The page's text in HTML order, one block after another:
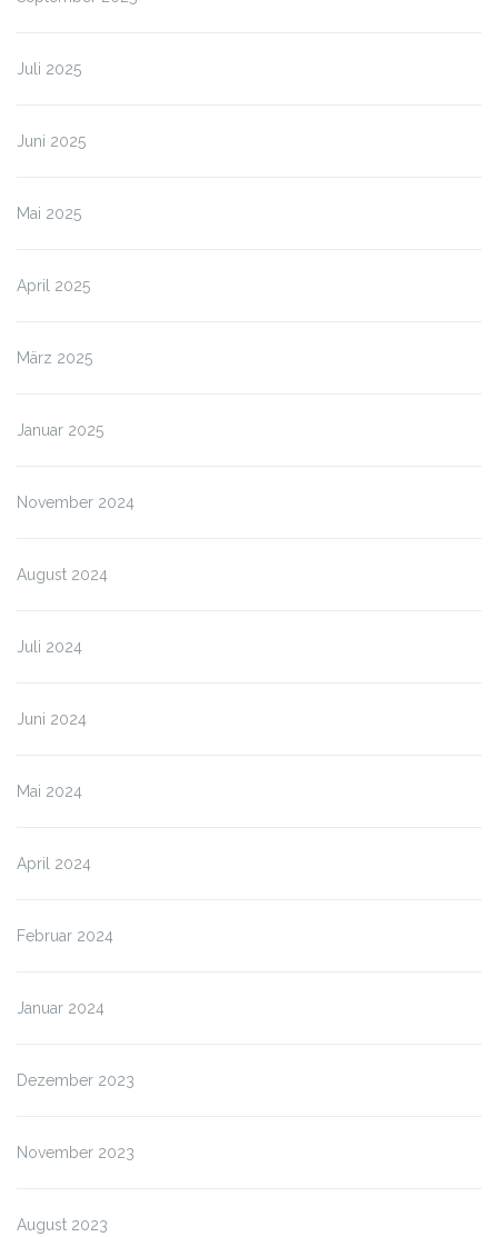
Juli 2025
Juni 2025
Mai 2025
April 2025
März 2025
Januar 2025
November 2024
August 2024
Juli 2024
Juni 2024
Mai 2024
April 2024
Februar 2024
Januar 2024
Dezember 2023
November 2023
August 2023